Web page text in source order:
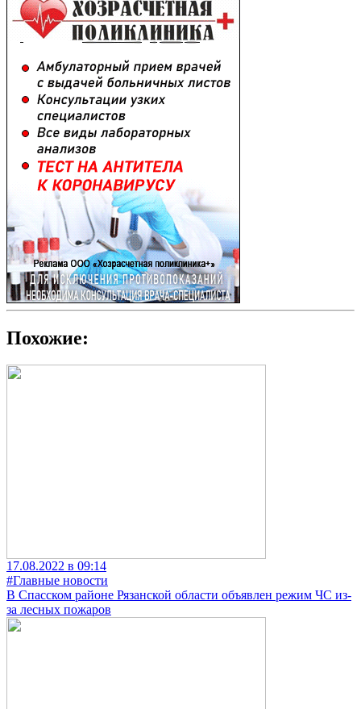
Похожие:
17.08.2022 в 09:14
#Главные новости
В Спасском районе Рязанской области объявлен режим ЧС из-
за лесных пожаров